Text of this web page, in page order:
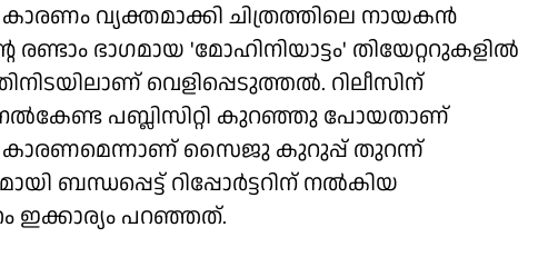
കാരണം വ്യക്തമാക്കി ചിത്രത്തിലെ നായകൻ
ഭാഗമായ 'മോഹിനിയാട്ടം' തിയേറ്ററുകളിൽ
വെളിപ്പെടുത്തൽ. റിലീസിന്
നൽകേണ്ട പബ്ലിസിറ്റി കുറഞ്ഞു പോയതാണ്
കാരണമെന്നാണ് സൈജു കുറുപ്പ് തുറന്ന്
ബന്ധപ്പെട്ട് റിപ്പോർട്ടറിന് നൽകിയ
ഇക്കാര്യം പറഞ്ഞത്.